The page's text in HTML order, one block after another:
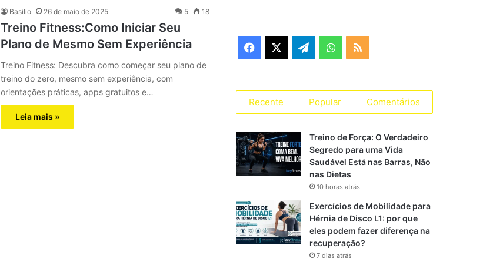
Basilio 26 de maio de 2025 5 18
Treino Fitness:Como Iniciar Seu
Plano de Mesmo Sem Experiência
Treino Fitness: Descubra como começar seu plano de
treino do zero, mesmo sem experiência, com
orientações práticas, apps gratuitos e…
Leia mais »
r
a
c
e
b
o
k
l
e
g
r
a
m
W
a
t
s
A
p
p
S
Recente Popular Comentários
Treino de Força: O Verdadeiro
Segredo para uma Vida
Saudável Está nas Barras, Não
nas Dietas
10 horas atrás
Exercícios de Mobilidade para
Hérnia de Disco L1: por que
eles podem fazer diferença na
recuperação?
7 dias atrás